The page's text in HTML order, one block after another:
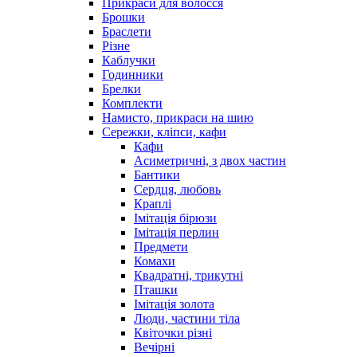
Брошки
Браслети
Різне
Каблучки
Годинники
Брелки
Комплекти
Намисто, прикраси на шию
Сережки, кліпси, кафи
Кафи
Асиметричні, з двох частин
Бантики
Сердця, любовь
Краплі
Імітація бірюзи
Імітація перлин
Предмети
Комахи
Квадратні, трикутні
Пташки
Імітація золота
Люди, частини тіла
Квіточки різні
Вечірні